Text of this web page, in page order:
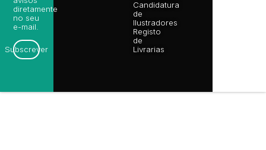
Candidatura
de
Ilustradores
Registo
de
Livrarias
diretamente
no seu
e-mail.
Subscrever